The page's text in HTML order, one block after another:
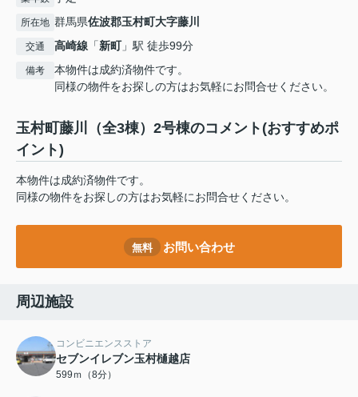
所在地 群馬県佐波郡玉村町大字藤川
交通 高崎線 「新町」駅 徒歩99分
備考
本物件は成約済物件です。
同様の物件をお探しの方はお気軽にお問合せください。
玉村町藤川（全3棟）2号棟のコメント(おすすめポ
イント)
本物件は成約済物件です。
同様の物件をお探しの方はお気軽にお問合せください。
無料 お問い合わせ
周辺施設
コンビニエンスストア
セブンイレブン玉村樋越店
599ｍ（8分）